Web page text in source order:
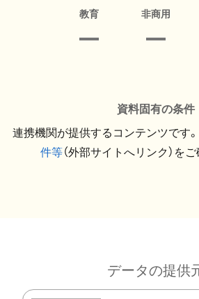
教育 非商用
資料固有の条件
連携機関が提供するコンテンツです。
件等（外部サイトへリンク）を
データの提供